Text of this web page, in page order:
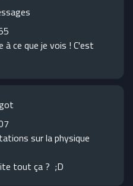
ce que je vois ! C'est
sur la physique
tout ça ? ;D